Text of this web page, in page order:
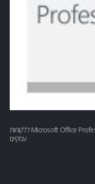
מיקרוסופט אופיס פרו Microsoft Office Professional 2019 / 2019 ללקוחות
עסקיים